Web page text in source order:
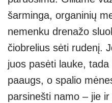
šarminga, organinių
nemenku drenažo
čiobrelius sėti rudenį.
juos pasėti lauke,
paaugs, o spalio
parsinešti namo – jie